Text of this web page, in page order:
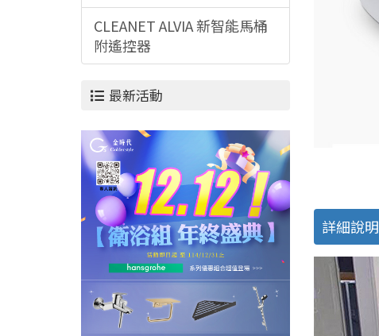
CLEANET ALVIA 新智能馬桶
附遙控器
最新活動
詳細說明